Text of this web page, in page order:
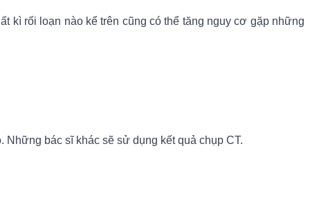
kì rối loạn nào kể trên cũng có thể tăng nguy cơ gặp những
bác sĩ khác sẽ sử dụng kết quả chụp CT.